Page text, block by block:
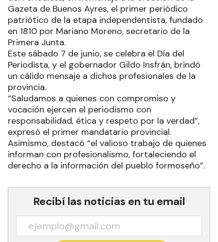
Gazeta de Buenos Ayres, el primer periódico
patriótico de la etapa independentista, fundado
en 1810 por Mariano Moreno, secretario de la
Primera Junta.
Este sábado 7 de junio, se celebra el Día del
Periodista, y el gobernador Gildo Insfrán, brindó
un cálido mensaje a dichos profesionales de la
provincia.
“Saludamos a quienes con compromiso y
vocación ejercen el periodismo con
responsabilidad, ética y respeto por la verdad”,
expresó el primer mandatario provincial.
Asimismo, destacó “el valioso trabajo de quienes
informan con profesionalismo, fortaleciendo el
derecho a la información del pueblo formoseño”.
Recibí las noticias en tu email